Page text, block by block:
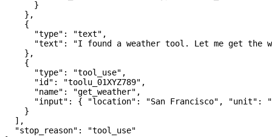
      }
    },
    {
      "type"
: "text" ,
      "text"
:
"I found a weather tool. Let me get the
    },
    {
      "type"
: "tool_use" ,
      "id"
: "toolu_01XYZ789" ,
      "name"
: "get_weather" ,
      "input"
: { "location" : "San Francisco" , "unit" :
    }
  ],
  "stop_reason"
:
"tool_use"